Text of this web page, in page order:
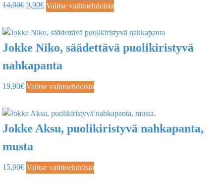
14,90€ 9,90€ Valitse vaihtoehdoista
Jokke Niko, säädettävä puolikiristyvä
nahkapanta
19,90€ Valitse vaihtoehdoista
Jokke Aksu, puolikiristyvä nahkapanta,
musta
15,90€ Valitse vaihtoehdoista